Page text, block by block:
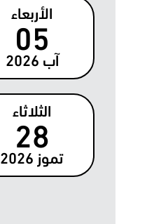
الأربعاء
05
آب 2026
الثلاثاء
28
تموز 2026